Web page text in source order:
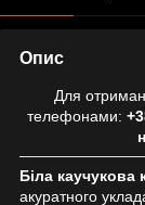
Опис
Для
телефонами:
Біла каучукова
акуратного